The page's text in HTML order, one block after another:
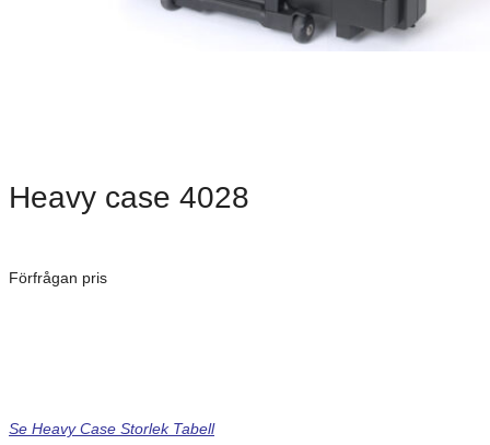
Heavy case 4028
Förfrågan pris
Se Heavy Case Storlek Tabell